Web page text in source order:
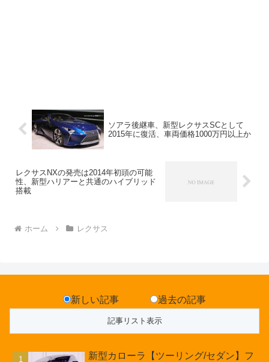
ソアラ後継車、新型レクサスSCとして
2015年に復活、車両価格1000万円以上か
レクサスNXの発売は2014年初頭の可能
性、新型ハリアーと共通のハイブリッド
搭載
ホーム レクサス
新しい記事 過去の記事
新型カローラ【ツーリング/セダン】フ